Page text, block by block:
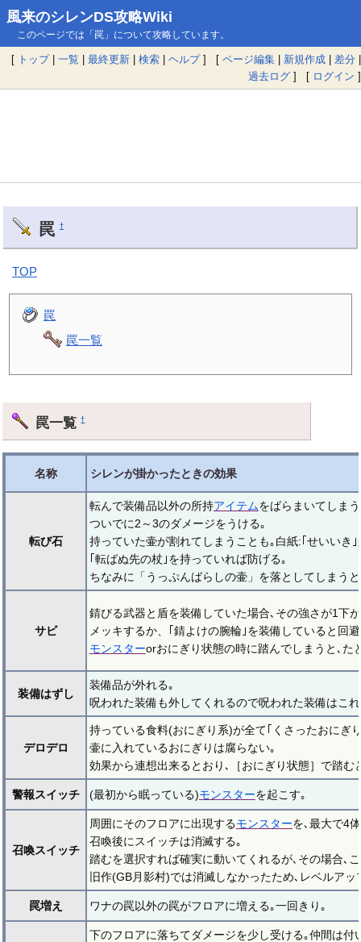
風来のシレンDS攻略Wiki
このページでは「罠」について攻略しています。
[ トップ| 一覧 | 最終更新 | 検索 | ヘルプ] [ ページ編集 | 新規作成 | 差分 |
過去ログ ] [ ログイン ]
罠 †
TOP
罠
罠一覧
罠一覧†
名称 シレンが掛かったときの効果
転び石
転んで装備品以外の所持アイテムをばらまいてしま
ついでに2～3のダメージをうける｡
持っていた壷が割れてしまうことも｡白紙:｢せいいき
｢転ばぬ先の杖｣を持っていれば防げる｡
ちなみに「うっぷんばらしの壷」を落としてしまう
サビ
錆びる武器と盾を装備していた場合､その強さが1下
メッキするか、｢錆よけの腕輪｣を装備していると回
モンスターorおにぎり状態の時に踏んでしまうと､た
装備はずし
装備品が外れる｡
呪われた装備も外してくれるので呪われた装備はこ
デロデロ
持っている食料(おにぎり系)が全て｢くさったおにぎ
壷に入れているおにぎりは腐らない｡
効果から連想出来るとおり､［おにぎり状態］で踏む
警報スイッチ (最初から眠っている)モンスターを起こす｡
召喚スイッチ
周囲にそのフロアに出現するモンスターを､最大で4
召喚後にスイッチは消滅する｡
踏むを選択すれば確実に動いてくれるが､その場合､
旧作(GB月影村)では消滅しなかったため､レベルア
罠増え ワナの罠以外の罠がフロアに増える｡一回きり｡
下のフロアに落ちてダメージを少し受ける｡仲間は付